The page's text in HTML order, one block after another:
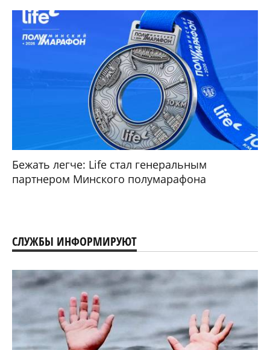
Бежать легче: Life стал генеральным
партнером Минского полумарафона
СЛУЖБЫ ИНФОРМИРУЮТ